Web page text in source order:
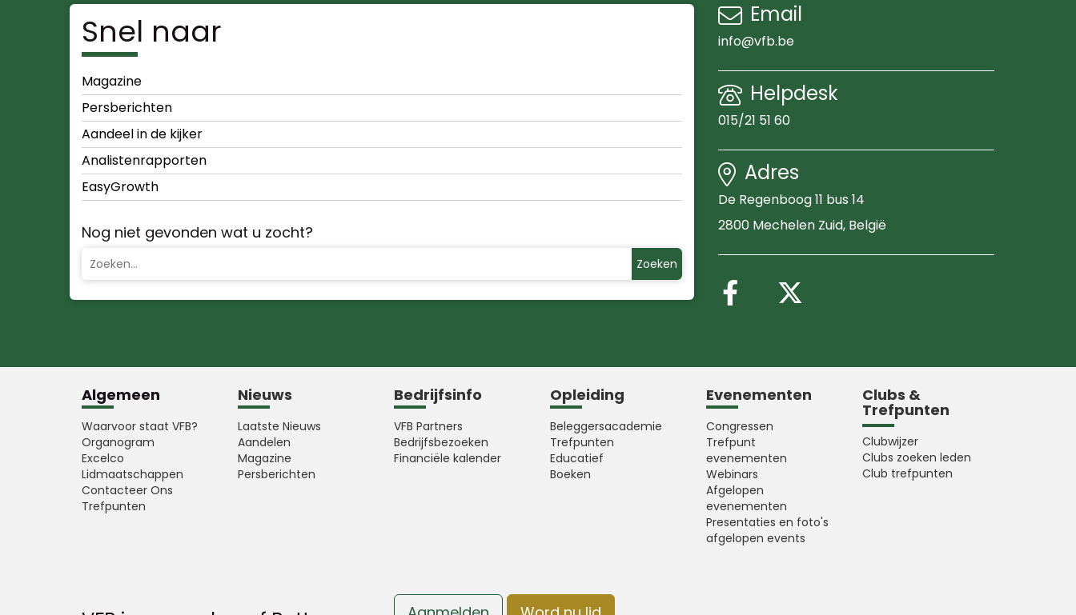
Snel naar
Magazine
Persberichten
Aandeel in de kijker
Analistenrapporten
EasyGrowth
Nog niet gevonden wat u zocht?
Zoeken
Email
info@vfb.be
Helpdesk
015/21 51 60
Adres
De Regenboog 11 bus 14
2800 Mechelen Zuid, België
Volg ons op Facebook
Algemeen
Waarvoor staat VFB?
Organogram
Excelco
Lidmaatschappen
Contacteer Ons
Trefpunten
Nieuws
Laatste Nieuws
Aandelen
Magazine
Persberichten
Bedrijfsinfo
VFB Partners
Bedrijfsbezoeken
Financiële kalender
Opleiding
Beleggersacademie
Trefpunten
Educatief
Boeken
Evenementen
Congressen
Trefpunt
evenementen
Webinars
Afgelopen
evenementen
Presentaties en foto's
afgelopen events
Clubs &
Trefpunten
Clubwijzer
Clubs zoeken leden
Club trefpunten